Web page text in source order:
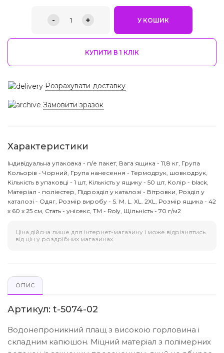
- 1 + У КОШИК
КУПИТИ В 1 КЛIК
Розрахувати доставку
Замовити зразок
Характеристики
Індивідуальна упаковка - п/е пакет, Вага ящика - 11,8 кг, Група
Кольорів - Чорний, Група нанесення - Термодрук, шовкодрук,
Кількість в упаковці - 1 шт, Кількість у ящику - 50 шт, Колір - black,
Матеріал - поліестер, Підрозділ у каталозі - Вітровки, Розділ у
каталозі - Одяг, Розмір виробу - S. M. L. XL. 2XL, Розмір ящика - 42
х 60 х 25 см, Стать - унісекс, ТМ - Roly, Щільність - 70 г/м2
Ціна дійсна лише для інтернет-магазину і може відрізнятись
від цін у роздрібних магазинах.
ОПИС
Артикул: t-5074-02
Водонепроникний плащ з високою горловина і
складним капюшон. Міцний матеріал з полімерних